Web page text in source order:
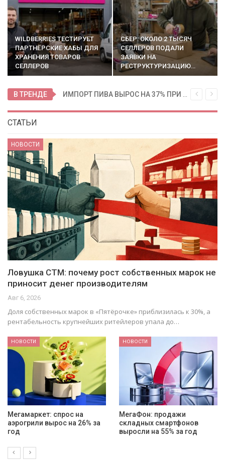
WILDBERRIES ТЕСТИРУЕТ
ПАРТНЁРСКИЕ ХАБЫ ДЛЯ
ХРАНЕНИЯ ТОВАРОВ
СЕЛЛЕРОВ
СБЕР: ОКОЛО 2 ТЫСЯЧ
СЕЛЛЕРОВ ПОДАЛИ
ЗАЯВКИ НА
РЕСТРУКТУРИЗАЦИЮ…
В ТРЕНДЕ
СТАТЬИ
собственных марок не
приблизилась к 30%, а
упала до…
НОВОСТИ
МегаФон: продажи
складных смартфонов
выросли на 55% за год
«ВинЛаб» и Самокат
приложении сети
В мобильном приложении
витрина Самоката: к напиткам
НОВОСТИ
Роскачество проверило
бургеры 20 сетей:
нарушения нашли у семи